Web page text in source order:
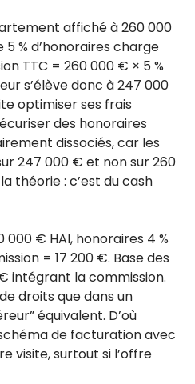
affiché à 260 000
5 % d’honoraires charge
TTC = 260 000 € × 5 %
s’élève donc à 247 000
optimiser ses frais
des honoraires
dissociés, car les
247 000 € et non sur 260
théorie : c’est du cash
000 € HAI, honoraires 4 %
= 17 200 €. Base des
intégrant la commission.
droits que dans un
équivalent. D’où
de facturation avec
visite, surtout si l’offre